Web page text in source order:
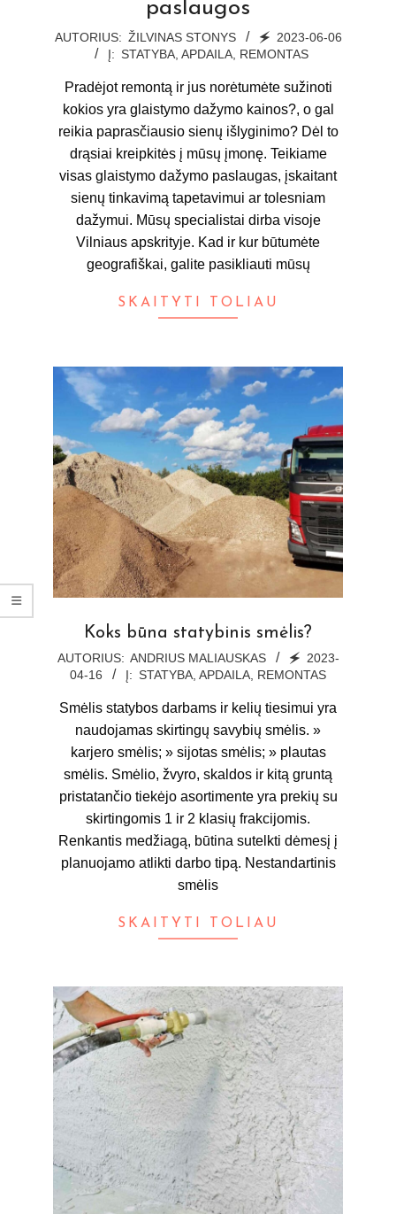
paslaugos
2023-
06
AUTORIUS: ŽILVINAS STONYS 🗲 2023-06-06
Į: STATYBA, APDAILA, REMONTAS
Pradėjot remontą ir jus norėtumėte sužinoti
kokios yra glaistymo dažymo kainos?, o gal
reikia paprasčiausio sienų išlyginimo? Dėl to
drąsiai kreipkitės į mūsų įmonę. Teikiame
visas glaistymo dažymo paslaugas, įskaitant
sienų tinkavimą tapetavimui ar tolesniam
dažymui. Mūsų specialistai dirba visoje
Vilniaus apskrityje. Kad ir kur būtumėte
geografiškai, galite pasikliauti mūsų
SKAITYTI TOLIAU
Koks būna statybinis smėlis?
2023-
04-
16
AUTORIUS: ANDRIUS MALIAUSKAS 🗲 2023-
04-16
Į: STATYBA, APDAILA, REMONTAS
Smėlis statybos darbams ir kelių tiesimui yra
naudojamas skirtingų savybių smėlis. »
karjero smėlis; » sijotas smėlis; » plautas
smėlis. Smėlio, žvyro, skaldos ir kitą gruntą
pristatančio tiekėjo asortimente yra prekių su
skirtingomis 1 ir 2 klasių frakcijomis.
Renkantis medžiagą, būtina sutelkti dėmesį į
planuojamo atlikti darbo tipą. Nestandartinis
smėlis
SKAITYTI TOLIAU